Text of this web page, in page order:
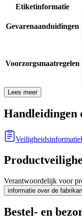
Etiketinformatie
Gevarenaanduidingen
Voorzorgsmaatregelen
Lees meer
Handleidingen
Verantwoordelijk voor
informatie over de
Bestel- en